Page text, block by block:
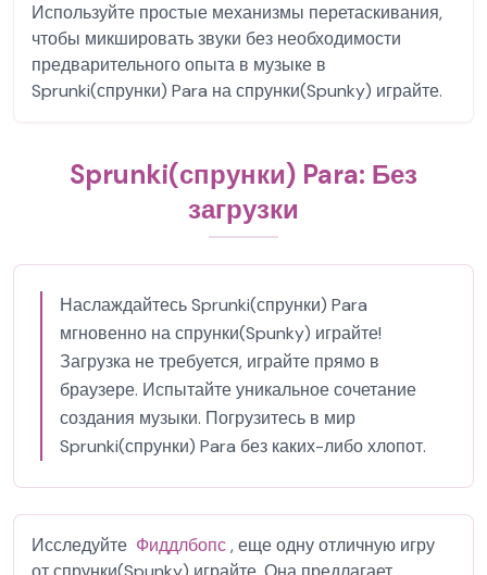
Используйте простые механизмы перетаскивания,
чтобы микшировать звуки без необходимости
предварительного опыта в музыке в
Sprunki(спрунки) Para на спрунки(Spunky) играйте.
Sprunki(спрунки) Para: Без
загрузки
Наслаждайтесь Sprunki(спрунки) Para
мгновенно на спрунки(Spunky) играйте!
Загрузка не требуется, играйте прямо в
браузере. Испытайте уникальное сочетание
создания музыки. Погрузитесь в мир
Sprunki(спрунки) Para без каких-либо хлопот.
Исследуйте Фиддлбопс, еще одну отличную игру